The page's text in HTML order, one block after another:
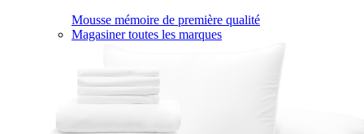
Mousse mémoire de première qualité
Magasiner toutes les marques